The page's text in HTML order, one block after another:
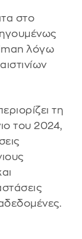
στο
λόγω
τη
του 2024,